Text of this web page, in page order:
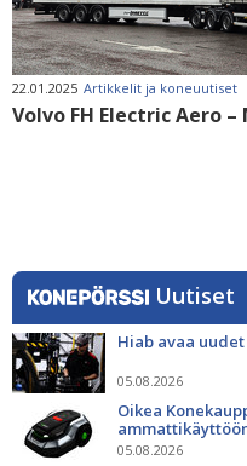
22.01.2025 Artikkelit ja koneuutiset
Volvo FH Electric Aero
Uutiset
Hiab avaa
05.08.2026
Oikea
05.08.2026